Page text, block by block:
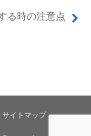
る時の注意点
サイトマップ